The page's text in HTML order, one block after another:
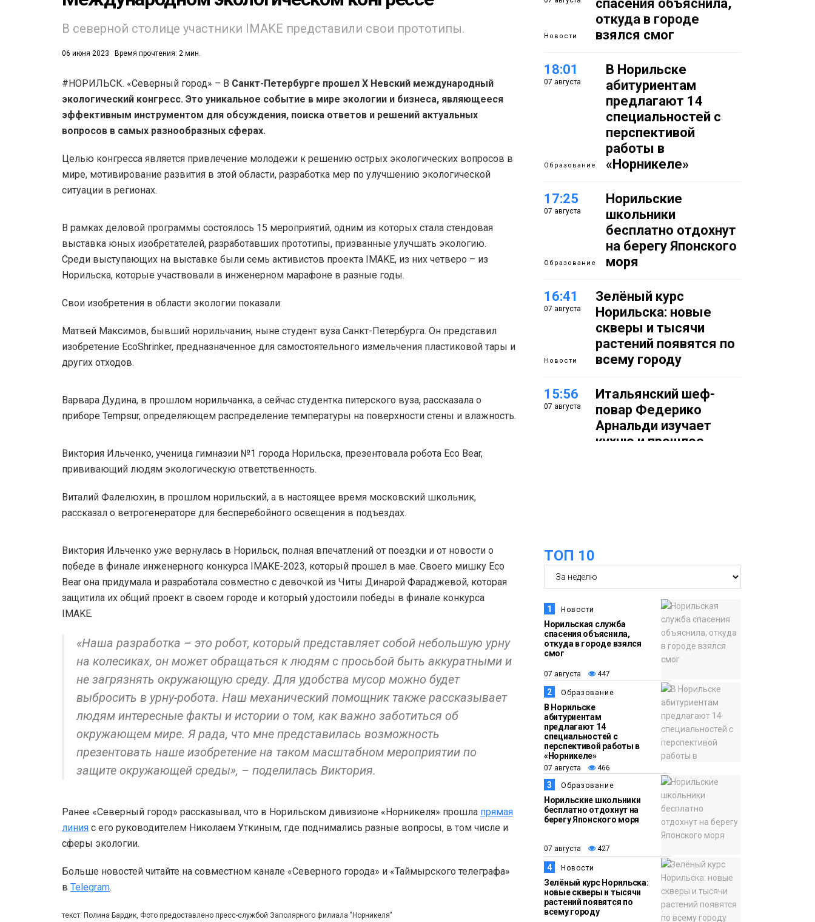
В северной столице участники IMAKE представили свои прототипы.
06 июня 2023 Время прочтения: 2 мин.
#НОРИЛЬСК. «Северный город» – В Санкт-Петербурге прошел X Невский международный
экологический конгресс. Это уникальное событие в мире экологии и бизнеса, являющееся
эффективным инструментом для обсуждения, поиска ответов и решений актуальных
вопросов в самых разнообразных сферах.
Целью конгресса является привлечение молодежи к решению острых экологических вопросов в
мире, мотивирование развития в этой области, разработка мер по улучшению экологической
ситуации в регионах.
В рамках деловой программы состоялось 15 мероприятий, одним из которых стала стендовая
выставка юных изобретателей, разработавших прототипы, призванные улучшать экологию.
Среди выступающих на выставке были семь активистов проекта IMAKE, из них четверо – из
Норильска, которые участвовали в инженерном марафоне в разные годы.
Свои изобретения в области экологии показали:
Матвей Максимов, бывший норильчанин, ныне студент вуза Санкт-Петербурга. Он представил
изобретение EcoShrinker, предназначенное для самостоятельного измельчения пластиковой тары и
других отходов.
Варвара Дудина, в прошлом норильчанка, а сейчас студентка питерского вуза, рассказала о
приборе Tempsur, определяющем распределение температуры на поверхности стены и влажность.
Виктория Ильченко, ученица гимназии №1 города Норильска, презентовала робота Eco Bear,
прививающий людям экологическую ответственность.
Виталий Фалелюхин, в прошлом норильский, а в настоящее время московский школьник,
рассказал о ветрогенераторе для бесперебойного освещения в подъездах.
Виктория Ильченко уже вернулась в Норильск, полная впечатлений от поездки и от новости о
победе в финале инженерного конкурса IMAKE-2023, который прошел в мае. Своего мишку Eco
Bear она придумала и разработала совместно с девочкой из Читы Динарой Фараджевой, которая
защитила их общий проект в своем городе и который удостоили победы в финале конкурса
IMAKE.
«Наша разработка – это робот, который представляет собой небольшую урну
на колесиках, он может обращаться к людям с просьбой быть аккуратными и
не загрязнять окружающую среду. Для удобства мусор можно будет
выбросить в урну-робота. Наш механический помощник также рассказывает
людям интересные факты и истории о том, как важно заботиться об
окружающем мире. Я рада, что мне представилась возможность
презентовать наше изобретение на таком масштабном мероприятии по
защите окружающей среды», – поделилась Виктория.
Ранее «Северный город» рассказывал, что в Норильском дивизионе «Норникеля» прошла прямая
линия с его руководителем Николаем Уткиным, где поднимались разные вопросы, в том числе и
сферы экологии.
Больше новостей читайте на совместном канале «Северного города» и «Таймырского телеграфа»
в Telegram.
текст: Полина Бардик, Фото предоставлено пресс-службой Заполярного филиала "Норникеля"
Новости
спасения объяснила,
откуда в городе
взялся смог
18:01
07 августа
Образование
В Норильске
абитуриентам
предлагают 14
специальностей с
перспективой
работы в
«Норникеле»
17:25
07 августа
Образование
Норильские
школьники
бесплатно отдохнут
на берегу Японского
моря
16:41
07 августа
Новости
Зелёный курс
Норильска: новые
скверы и тысячи
растений появятся по
всему городу
15:56
07 августа
Итальянский шеф-
повар Федерико
Арнальди изучает
кухню и прошлое
Спорт
14:30
07 августа
Новости
Ленинский проспект
частично закроют в
связи с Днём
рождения «Башни»
13:59
07 августа
Новости
«Домик Хоббитов» и
«Самолёт в облаках»
появятся в Кайеркане
13:08
07 августа
Новости
Предстоящие
выходные в
Норильске будут
зябкими, пасмурными
и дождливыми
07 августа
Общество
Как в Норильске
помогают женщинам
из исправительного
центра
адаптироваться к
жизни
ТОП 10
1 Новости
Норильская служба
спасения объяснила,
откуда в городе взялся
смог
07 августа 447
2 Образование
В Норильске
абитуриентам
предлагают 14
специальностей с
перспективой работы в
«Норникеле»
07 августа 466
3 Образование
Норильские школьники
бесплатно отдохнут на
берегу Японского моря
07 августа 427
4 Новости
Зелёный курс Норильска:
новые скверы и тысячи
растений появятся по
всему городу